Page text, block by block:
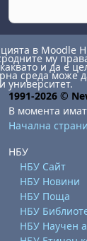
в Moodle
му
и да е
среда може
университет.
1991-2026 ©
В момента
Начална
НБУ
НБУ Сайт
НБУ Новини
НБУ Поща
НБУ
НБУ Научен